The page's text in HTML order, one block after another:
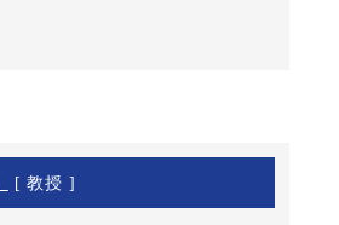
[ 教授 ]